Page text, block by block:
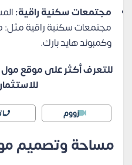
مجتمعات سكنية راقية:
مجتمعات سكنية راقية مثل:
وكمبوند هايد بارك.
للتعرف أكثر على موقع
زووم
مساحة وتصميم